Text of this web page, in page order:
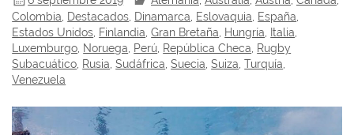
Colombia
Destacados Dinamarca Eslovaquia España
Estados Unidos Finlandia ,Gran Bretaña Hungría Italia
Luxemburgo Noruega Perú República Checa
Rugby
Subacuático Rusia ,Sudáfrica ,Suecia ,Suiza ,Turquía
Venezuela